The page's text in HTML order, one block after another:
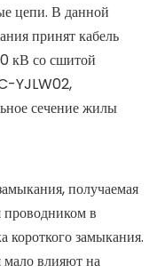
цепи. В данной
принят кабель
кВ со сшитой
YJLW02,
сечение жилы
получаемая
проводником в
короткого замыкания.
мало влияют на